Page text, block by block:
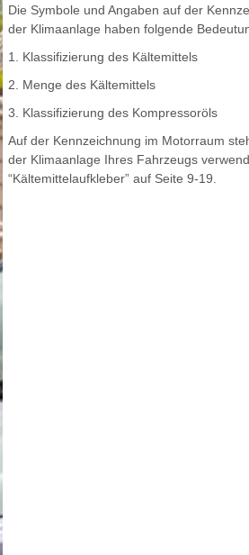
Die Symbole und Angaben auf der
der Klimaanlage haben folgende
1. Klassifizierung des Kältemittels
2. Menge des Kältemittels
3. Klassifizierung des Kompressoröls
Auf der Kennzeichnung im Motorraum
der Klimaanlage Ihres Fahrzeugs
“Kältemittelaufkleber” auf Seite 9-19.